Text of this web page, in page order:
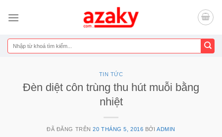
đến
dung
Tìm
kiếm:
TIN TỨC
Đèn diệt côn trùng thu hút muỗi bằng
nhiệt
ĐÃ ĐĂNG TRÊN20 THÁNG 5, 2016 BỞIADMIN